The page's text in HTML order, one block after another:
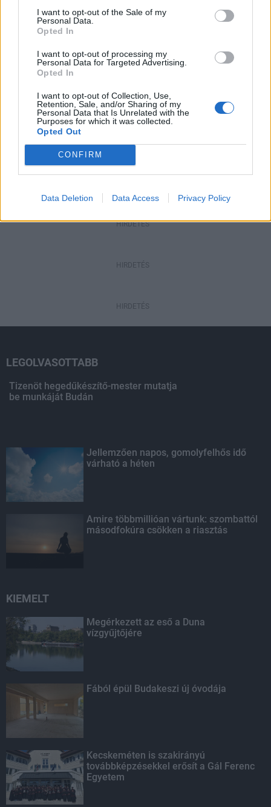
I want to opt-out of the Sale of my
Personal Data.
Opted In
I want to opt-out of processing my
Personal Data for Targeted Advertising.
Opted In
I want to opt-out of Collection, Use,
Retention, Sale, and/or Sharing of my
Personal Data that Is Unrelated with the
Purposes for which it was collected.
Opted Out
CONFIRM
Data Deletion Data Access Privacy Policy
Helyi
Fából épül Budakeszi új óvodája
HIRDETÉS
HIRDETÉS
HIRDETÉS
LEGOLVASOTTABB
Tizenöt hegedűkészítő-mester mutatja
be munkáját Budán
Jellemzően napos, gomolyfelhős idő
várható a héten
Amire többmillióan vártunk: szombattól
másodfokúra csökken a riasztás
KIEMELT
Megérkezett az eső a Duna
vízgyűjtőjére
Fából épül Budakeszi új óvodája
Kecskeméten is szakirányú
továbbképzésekkel erősít a Gál Ferenc
Egyetem